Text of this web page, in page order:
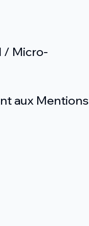
/ Micro-
aux Mentions